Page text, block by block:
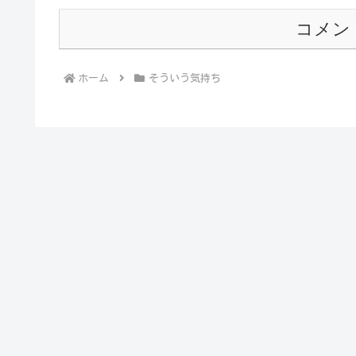
コメン
ホーム そういう気持ち